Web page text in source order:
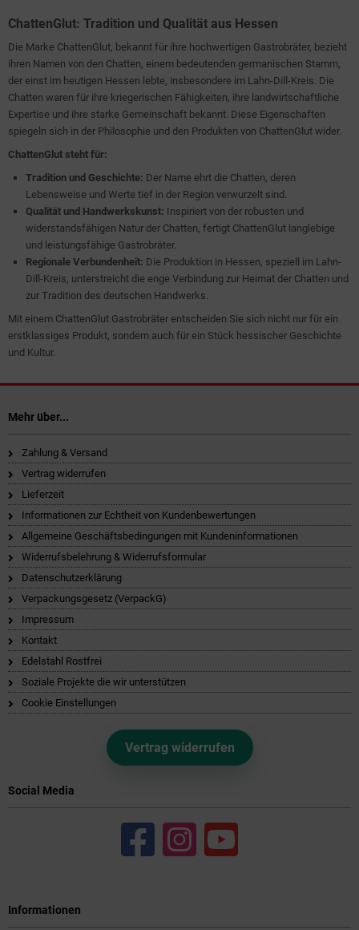
ChattenGlut: Tradition und Qualität aus Hessen
Die Marke ChattenGlut, bekannt für ihre hochwertigen Gastrobräter, bezieht
ihren Namen von den Chatten, einem bedeutenden germanischen Stamm,
der einst im heutigen Hessen lebte, insbesondere im Lahn-Dill-Kreis. Die
Chatten waren für ihre kriegerischen Fähigkeiten, ihre landwirtschaftliche
Expertise und ihre starke Gemeinschaft bekannt. Diese Eigenschaften
spiegeln sich in der Philosophie und den Produkten von ChattenGlut wider.
ChattenGlut steht für:
Tradition und Geschichte: Der Name ehrt die Chatten, deren
Lebensweise und Werte tief in der Region verwurzelt sind.
Qualität und Handwerkskunst: Inspiriert von der robusten und
widerstandsfähigen Natur der Chatten, fertigt ChattenGlut langlebige
und leistungsfähige Gastrobräter.
Regionale Verbundenheit: Die Produktion in Hessen, speziell im Lahn-
Dill-Kreis, unterstreicht die enge Verbindung zur Heimat der Chatten und
zur Tradition des deutschen Handwerks.
Mit einem ChattenGlut Gastrobräter entscheiden Sie sich nicht nur für ein
erstklassiges Produkt, sondern auch für ein Stück hessischer Geschichte
und Kultur.
Mehr über...
Zahlung & Versand
Vertrag widerrufen
Lieferzeit
Informationen zur Echtheit von Kundenbewertungen
Allgemeine Geschäftsbedingungen mit Kundeninformationen
Widerrufsbelehrung & Widerrufsformular
Datenschutzerklärung
Verpackungsgesetz (VerpackG)
Impressum
Kontakt
Edelstahl Rostfrei
Soziale Projekte die wir unterstützen
Cookie Einstellungen
Vertrag widerrufen
Social Media
Informationen